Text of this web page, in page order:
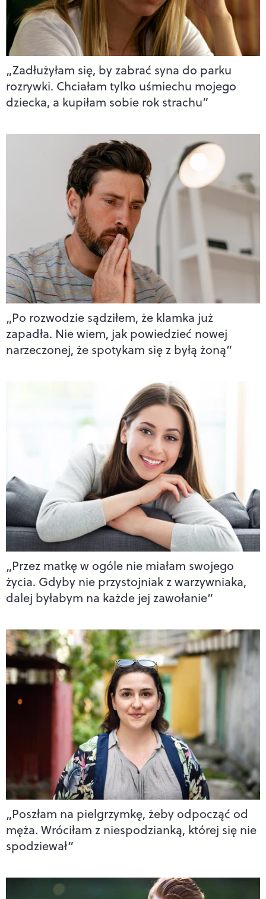
„Zadłużyłam się, by zabrać syna do parku
rozrywki. Chciałam tylko uśmiechu mojego
dziecka, a kupiłam sobie rok strachu”
„Po rozwodzie sądziłem, że klamka już
zapadła. Nie wiem, jak powiedzieć nowej
narzeczonej, że spotykam się z byłą żoną”
„Przez matkę w ogóle nie miałam swojego
życia. Gdyby nie przystojniak z warzywniaka,
dalej byłabym na każde jej zawołanie”
„Poszłam na pielgrzymkę, żeby odpocząć od
męża. Wróciłam z niespodzianką, której się nie
spodziewał”